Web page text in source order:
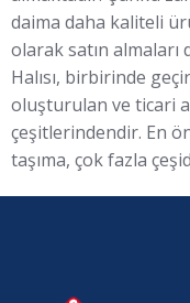
daima daha kaliteli
olarak satın
Halısı, birbirinde
oluşturulan ve ticari
çeşitlerindendir. En
taşıma, çok fazla